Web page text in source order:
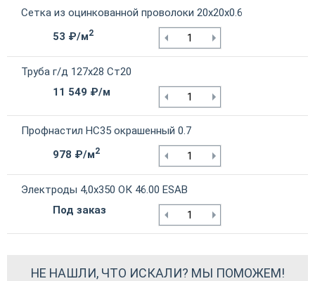
Сетка из оцинкованной проволоки 20х20х0.6
53 ₽/м2
Труба г/д 127х28 Ст20
11 549 ₽/м
Профнастил НС35 окрашенный 0.7
978 ₽/м2
Электроды 4,0х350 ОК 46.00 ESAB
Под заказ
НЕ НАШЛИ, ЧТО ИСКАЛИ? МЫ ПОМОЖЕМ!